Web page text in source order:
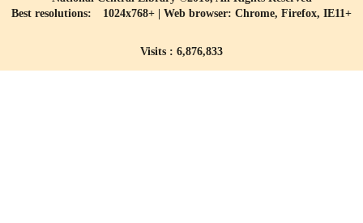
Best resolutions: 1024x768+ | Web browser: Chrome, Firefox, IE11+
Visits : 6,876,833